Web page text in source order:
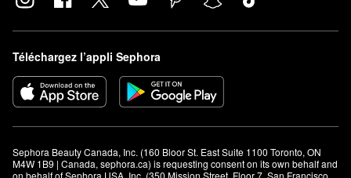
Téléchargez l’appli Sephora
Sephora Beauty Canada, Inc. (160 Bloor St. East Suite 1100 Toronto, ON
M4W 1B9 | Canada, sephora.ca) is requesting consent on its own behalf and
on behalf of Sephora USA, Inc. (350 Mission Street, Floor 7, San Francisco,